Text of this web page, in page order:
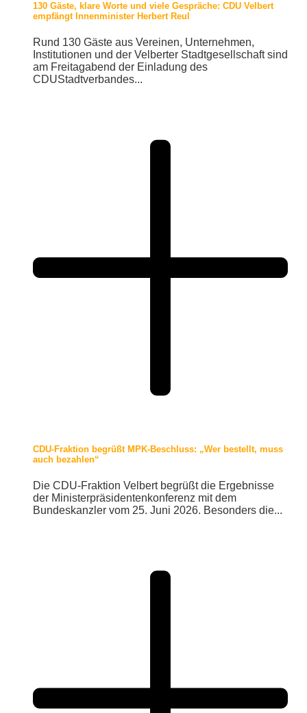
130 Gäste, klare Worte und viele Gespräche: CDU Velbert
empfängt Innenminister Herbert Reul
Rund 130 Gäste aus Vereinen, Unternehmen,
Institutionen und der Velberter Stadtgesellschaft sind
am Freitagabend der Einladung des
CDUStadtverbandes...
CDU-Fraktion begrüßt MPK-Beschluss: „Wer bestellt, muss
auch bezahlen“
Die CDU-Fraktion Velbert begrüßt die Ergebnisse
der Ministerpräsidentenkonferenz mit dem
Bundeskanzler vom 25. Juni 2026. Besonders die...